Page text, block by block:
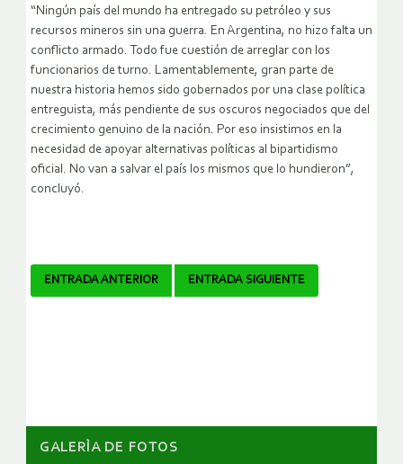
“Ningún país del mundo ha entregado su petróleo y sus
recursos mineros sin una guerra. En Argentina, no hizo falta un
conflicto armado. Todo fue cuestión de arreglar con los
funcionarios de turno. Lamentablemente, gran parte de
nuestra historia hemos sido gobernados por una clase política
entreguista, más pendiente de sus oscuros negociados que del
crecimiento genuino de la nación. Por eso insistimos en la
necesidad de apoyar alternativas políticas al bipartidismo
oficial. No van a salvar el país los mismos que lo hundieron”,
concluyó.
Navegador
ENTRADA ANTERIOR ENTRADA SIGUIENTE
GALERÌA DE FOTOS